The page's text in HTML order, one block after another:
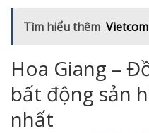
Tìm hiểu thêm
Hoa Giang –
bất động sản
nhất